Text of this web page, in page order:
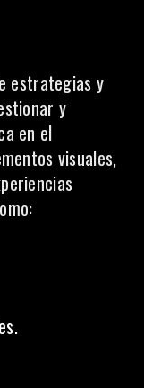
estrategias y
y
en el
visuales,